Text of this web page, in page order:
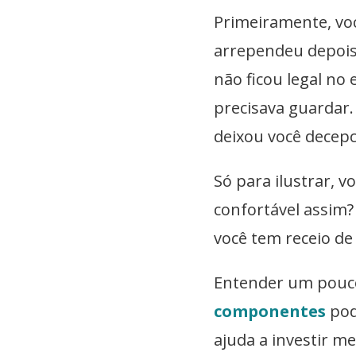
Primeiramente,
arrependeu
não ficou legal no
precisava
deixou você
Só para ilustrar,
confortável
você tem receio
Entender um
componentes
ajuda a investir